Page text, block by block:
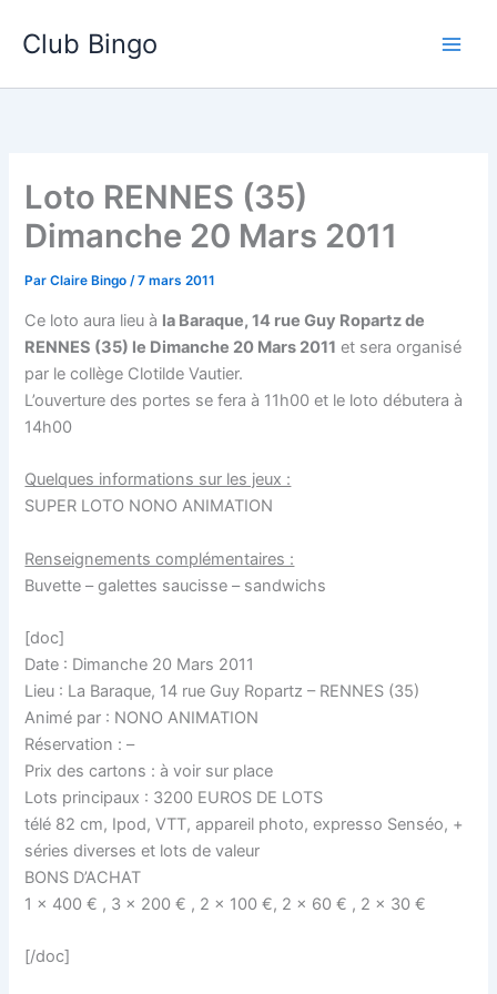
Club Bingo
Loto RENNES (35)
Dimanche 20 Mars 2011
ParClaire Bingo/7 mars 2011
Ce loto aura lieu à la Baraque, 14 rue Guy Ropartz de
RENNES (35) le Dimanche 20 Mars 2011 et sera organisé
par le collège Clotilde Vautier.
L’ouverture des portes se fera à 11h00 et le loto débutera à
14h00
Quelques informations sur les jeux :
SUPER LOTO NONO ANIMATION
Renseignements complémentaires :
Buvette – galettes saucisse – sandwichs
[doc]
Date : Dimanche 20 Mars 2011
Lieu : La Baraque, 14 rue Guy Ropartz – RENNES (35)
Animé par : NONO ANIMATION
Réservation : –
Prix des cartons : à voir sur place
Lots principaux : 3200 EUROS DE LOTS
télé 82 cm, Ipod, VTT, appareil photo, expresso Senséo, +
séries diverses et lots de valeur
BONS D’ACHAT
1 x 400 € , 3 x 200 € , 2 x 100 €, 2 x 60 € , 2 x 30 €
[/doc]